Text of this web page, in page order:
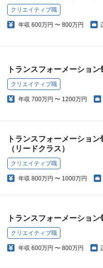
クリエイティブ職
年収 600万円 〜 800万円
トランスフォーメーショ
クリエイティブ職
年収 700万円 〜 1200万円
トランスフォーメーショ
（リードクラス）
クリエイティブ職
年収 800万円 〜 1000万円
トランスフォーメーショ
クリエイティブ職
年収 600万円 〜 800万円